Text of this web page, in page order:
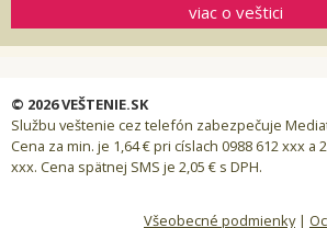
viac o veštici
© 2026 VEŠTENIE.SK
Službu veštenie cez telefón zabezpečuje
Cena za min. je 1,64 € pri císlach 0988 612 xxx a
xxx. Cena spätnej SMS je 2,05 € s DPH.
Všeobecné podmienky |